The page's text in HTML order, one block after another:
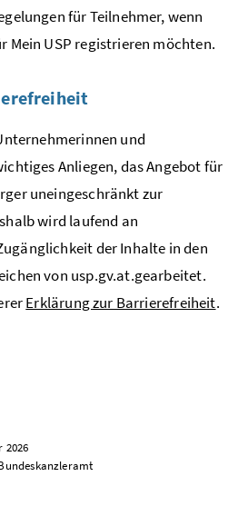
für Teilnehmer, wenn
Mein USP registrieren möchten.
und
Anliegen, das Angebot für
uneingeschränkt zur
wird laufend an
der Inhalte in den
von usp.gv.at.gearbeitet.
Erklärung zur Barrierefreiheit.
2026